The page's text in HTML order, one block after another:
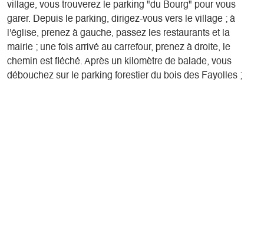
village, vous trouverez le parking "du Bourg" pour vous
garer. Depuis le parking, dirigez-vous vers le village ; à
l'église, prenez à gauche, passez les restaurants et la
mairie ; une fois arrivé au carrefour, prenez à droite, le
chemin est fléché. Après un kilomètre de balade, vous
débouchez sur le parking forestier du bois des Fayolles ;